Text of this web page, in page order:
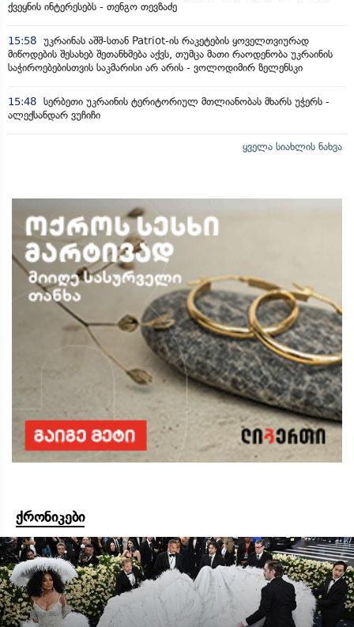
ქვეყნის ინტერესებს - თენგო თევზაძე
15:58 უკრაინას აშშ-სთან Patriot-ის რაკეტების ყოველთვიურად
მიწოდების შესახებ შეთანხმება აქვს, თუმცა მათი რაოდენობა უკრაინის
საჭიროებებისთვის საკმარისი არ არის - ვოლოდიმირ ზელენსკი
15:48 სერბეთი უკრაინის ტერიტორიულ მთლიანობას მხარს უჭერს -
ალექსანდარ ვუჩიჩი
ყველა სიახლის ნახვა
ქრონიკები